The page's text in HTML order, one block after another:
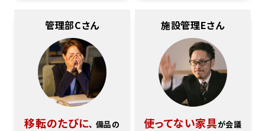
管理部Cさん
移転のたびに、 備品の
施設管理Eさん
使ってない家具が会議